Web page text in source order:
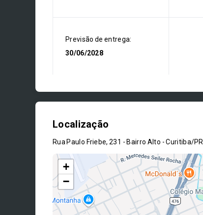
Previsão de entrega:
30/06/2028
Localização
Rua Paulo Friebe, 231 - Bairro Alto - Curitiba/PR
+
−